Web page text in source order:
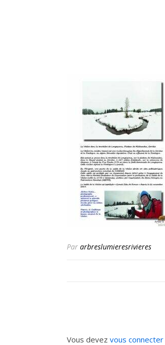
Par arbreslumieresrivieres
Vous devez vous connecter